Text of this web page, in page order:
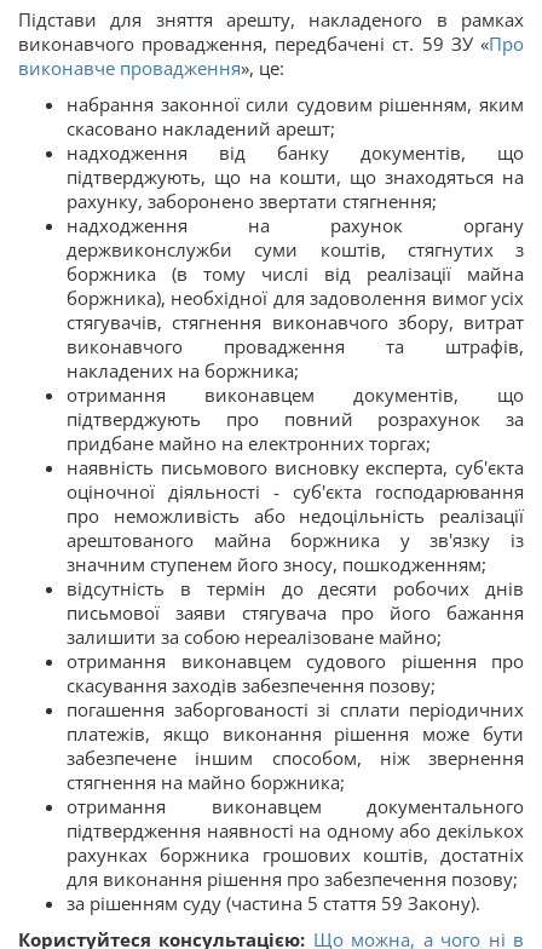
Підстави для зняття арешту, накладеного в рамках
виконавчого провадження, передбачені ст. 59 ЗУ «Про
виконавче провадження», це:
набрання законної сили судовим рішенням, яким
скасовано накладений арешт;
надходження від банку документів, що
підтверджують, що на кошти, що знаходяться на
рахунку, заборонено звертати стягнення;
надходження на рахунок органу
держвиконслужби суми коштів, стягнутих з
боржника (в тому числі від реалізації майна
боржника), необхідної для задоволення вимог усіх
стягувачів, стягнення виконавчого збору, витрат
виконавчого провадження та штрафів,
накладених на боржника;
отримання виконавцем документів, що
підтверджують про повний розрахунок за
придбане майно на електронних торгах;
наявність письмового висновку експерта, суб'єкта
оціночної діяльності - суб'єкта господарювання
про неможливість або недоцільність реалізації
арештованого майна боржника у зв'язку із
значним ступенем його зносу, пошкодженням;
відсутність в термін до десяти робочих днів
письмової заяви стягувача про його бажання
залишити за собою нереалізоване майно;
отримання виконавцем судового рішення про
скасування заходів забезпечення позову;
погашення заборгованості зі сплати періодичних
платежів, якщо виконання рішення може бути
забезпечене іншим способом, ніж звернення
стягнення на майно боржника;
отримання виконавцем документального
підтвердження наявності на одному або декількох
рахунках боржника грошових коштів, достатніх
для виконання рішення про забезпечення позову;
за рішенням суду (частина 5 стаття 59 Закону).
Користуйтеся консультацією: Що можна, а чого ні в